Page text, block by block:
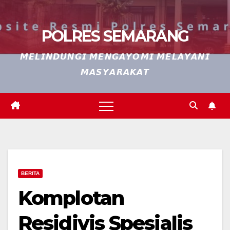
POLRES SEMARANG
𝙈𝙀𝙇𝙄𝙉𝘿𝙐𝙉𝙂𝙄 𝙈𝙀𝙉𝙂𝘼𝙔𝙊𝙈𝙄 𝙈𝙀𝙇𝘼𝙔𝘼𝙉𝙄
𝙈𝘼𝙎𝙔𝘼𝙍𝘼𝙆𝘼𝙏
BERITA
Komplotan
Residivis Spesialis